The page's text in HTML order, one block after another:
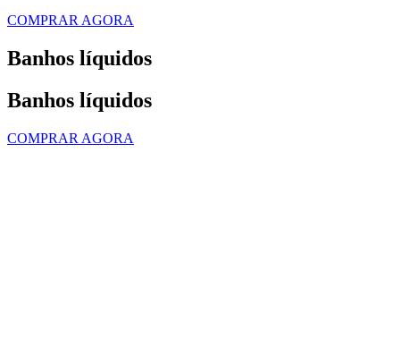
COMPRAR AGORA
Banhos líquidos
Banhos líquidos
COMPRAR AGORA